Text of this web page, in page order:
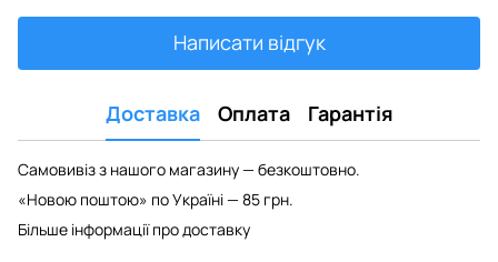
Написати відгук
Доставка Оплата Гарантія
Самовивіз з нашого магазину — безкоштовно.
«Новою поштою» по Україні — 85 грн.
Більше інформації про доставку